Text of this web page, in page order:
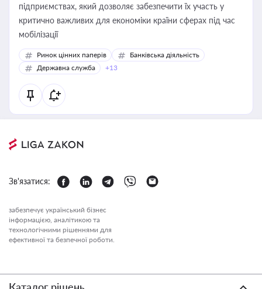
підприємствах, який дозволяє забезпечити їх участь у
критично важливих для економіки країни сферах під час
мобілізації
Ринок цінних паперів
Банківська діяльність
Державна служба
+13
Зв'язатися:
забезпечує український бізнес
інформацією, аналітикою та
технологічними рішеннями для
ефективної та безпечної роботи.